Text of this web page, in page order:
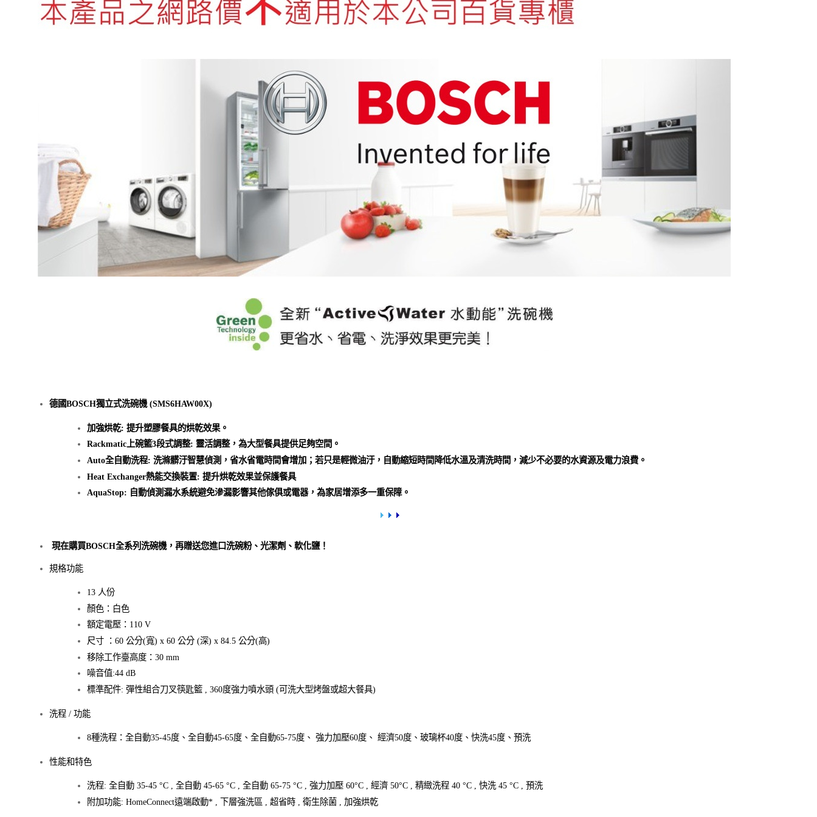
德國BOSCH獨立式洗碗機 (SMS6HAW00X)
加強烘乾: 提升塑膠餐具的烘乾效果。
Rackmatic上碗籃3段式調整: 靈活調整，為大型餐具提供足夠空間。
Auto全自動洗程: 洗滌髒汙智慧偵測，省水省電時間會增加；若只是輕微油汙，自動縮短時間降低水溫及清洗時間，減少不必要的水資源及電力浪費。
Heat Exchanger熱能交換裝置: 提升烘乾效果並保護餐具
AquaStop: 自動偵測漏水系統避免滲漏影響其他傢俱或電器，為家居增添多一重保障。
現在購買BOSCH全系列洗碗機，再贈送您進口洗碗粉、光潔劑、軟化鹽！
規格功能
13 人份
顏色：白色
額定電壓：110 V
尺寸 ：60 公分(寬) x 60 公分 (深) x 84.5 公分(高)
移除工作臺高度：30 mm
噪音值:44 dB
標準配件: 彈性組合刀叉筷匙籃 , 360度強力噴水頭 (可洗大型烤盤或超大餐具)
洗程 / 功能
8種洗程：全自動35-45度、全自動45-65度、全自動65-75度、 強力加壓60度、 經濟50度、玻璃杯40度、快洗45度、預洗
性能和特色
洗程: 全自動 35-45 °C , 全自動 45-65 °C , 全自動 65-75 °C , 強力加壓 60°C , 經濟 50°C , 精緻洗程 40 °C , 快洗 45 °C , 預洗
附加功能: HomeConnect遠端啟動* , 下層強洗區 , 超省時 , 衛生除菌 , 加強烘乾